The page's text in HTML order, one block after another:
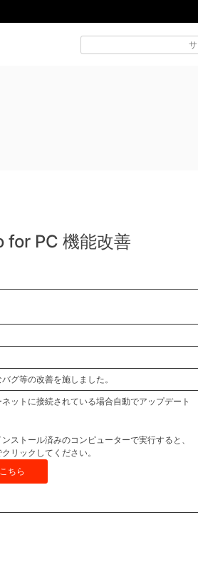
PC 機能改善
グ等の改善を施しました。
ットに接続されている場合自動でアップデート
ストール済みのコンピューターで実行すると、
リックしてください。
ちら